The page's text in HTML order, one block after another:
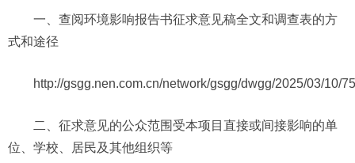
一、查阅环境影响报告书征求意见稿全文和调查表的方
式和途径
http://gsgg.nen.com.cn/network/gsgg/dwgg/2025/03/10/
二、征求意见的公众范围受本项目直接或间接影响的单
位、学校、居民及其他组织等